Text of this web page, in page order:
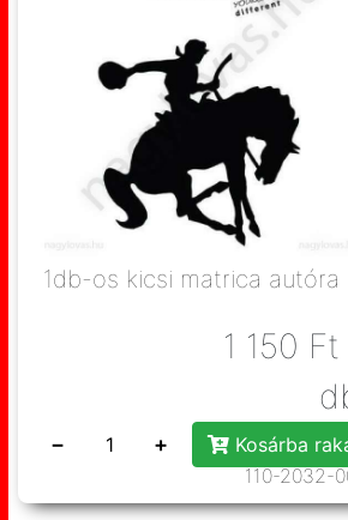
1db-os kicsi matrica autóra
1 150 Ft
− +
Kosárba
110-2032-